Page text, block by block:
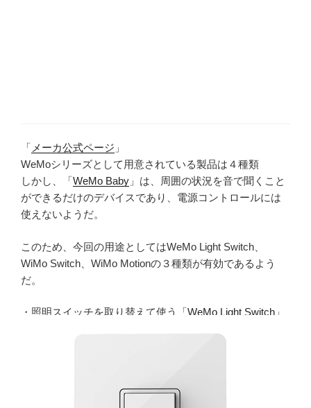
「 メーカ公式ページ 」
WeMoシリーズとして用意されている製品は４種類
しかし、「WeMo Baby 」は、周囲の状況を音で聞くこと
ができるだけのデバイスであり、電源コントロールには
使えないようだ。
このため、今回の用途としてはWeMo Light Switch、
WiMo Switch、WiMo Motionの３種類が有効であるよう
だ。
・照明スイッチを取り替えて使う「WeMo Light Switch 」